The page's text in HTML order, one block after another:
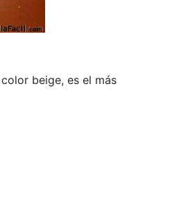
beige, es el más